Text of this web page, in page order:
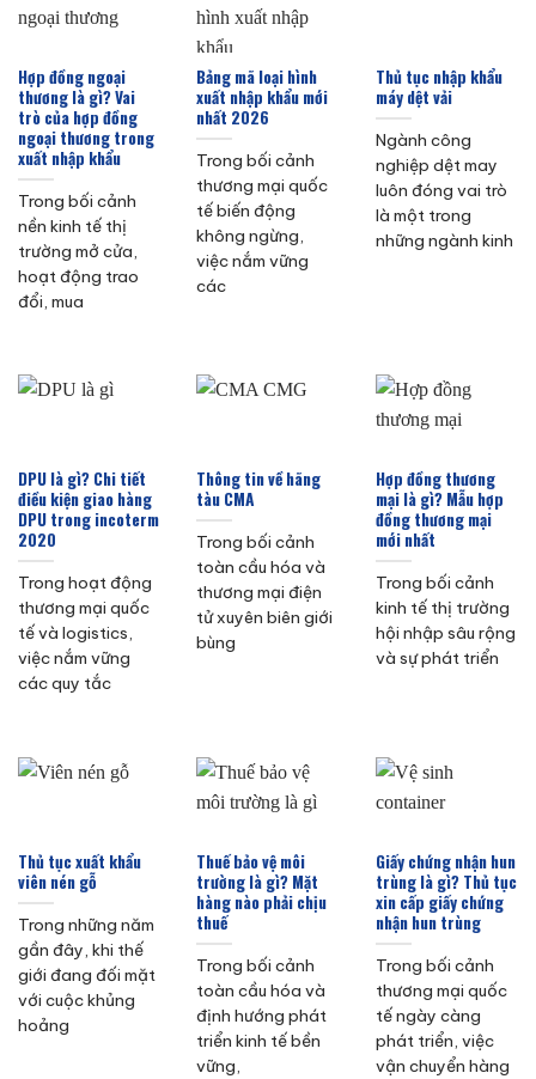
Hợp đồng ngoại
thương là gì? Vai
trò của hợp đồng
ngoại thương trong
xuất nhập khẩu
Trong bối cảnh
nền kinh tế thị
trường mở cửa,
hoạt động trao
đổi, mua
Bảng mã loại hình
xuất nhập khẩu mới
nhất 2026
Trong bối cảnh
thương mại quốc
tế biến động
không ngừng,
việc nắm vững
các
Thủ tục nhập khẩu
máy dệt vải
Ngành công
nghiệp dệt may
luôn đóng vai trò
là một trong
những ngành kinh
DPU là gì? Chi tiết
điều kiện giao hàng
DPU trong incoterm
2020
Trong hoạt động
thương mại quốc
tế và logistics,
việc nắm vững
các quy tắc
Thông tin về hãng
tàu CMA
Trong bối cảnh
toàn cầu hóa và
thương mại điện
tử xuyên biên giới
bùng
Hợp đồng thương
mại là gì? Mẫu hợp
đồng thương mại
mới nhất
Trong bối cảnh
kinh tế thị trường
hội nhập sâu rộng
và sự phát triển
Thủ tục xuất khẩu
viên nén gỗ
Trong những năm
gần đây, khi thế
giới đang đối mặt
với cuộc khủng
hoảng
Thuế bảo vệ môi
trường là gì? Mặt
hàng nào phải chịu
thuế
Trong bối cảnh
toàn cầu hóa và
định hướng phát
triển kinh tế bền
vững,
Giấy chứng nhận hun
trùng là gì? Thủ tục
xin cấp giấy chứng
nhận hun trùng
Trong bối cảnh
thương mại quốc
tế ngày càng
phát triển, việc
vận chuyển hàng